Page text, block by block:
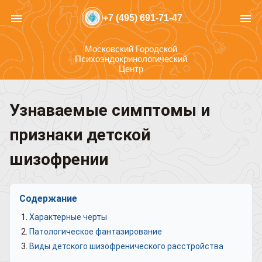
menu +7 (495) 691-71-47 menu
Московский Городской
Психоэндокринологический
Центр
Узнаваемые симптомы и
признаки детской
шизофрении
Содержание
Характерные черты
Патологическое фантазирование
Виды детского шизофренического расстройства